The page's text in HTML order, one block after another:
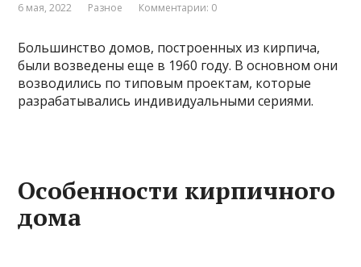
6 мая, 2022 Разное Комментарии: 0
Большинство домов, построенных из кирпича,
были возведены еще в 1960 году. В основном они
возводились по типовым проектам, которые
разрабатывались индивидуальными сериями.
Особенности кирпичного
дома